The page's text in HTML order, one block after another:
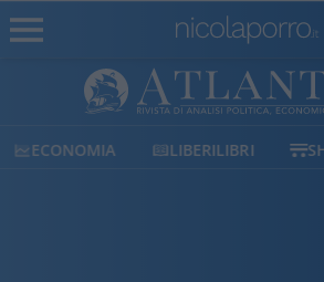
ECONOMIA LIBERILIBRI